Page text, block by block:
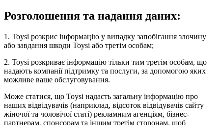
Розголошення та надання даних:
1. Toysi розкриє інформацію у випадку запобігання злочину
або завдання шкоди Toysi або третім особам;
2. Toysi розкриває інформацію тільки тим третім особам, що
надають компанії підтримку та послуги, за допомогою яких
можливе ваше обслуговування.
Може статися, що Toysi надасть загальну інформацію про
наших відвідувачів (наприклад, відсоток відвідувачів сайту
жіночої та чоловічої статі) рекламним агенціям, бізнес-
партнерам, спонсорам та іншим третім сторонам, щоб